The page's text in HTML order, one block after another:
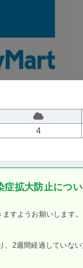
4
症拡大防止につ
すようお願いします。
、2週間経過していな